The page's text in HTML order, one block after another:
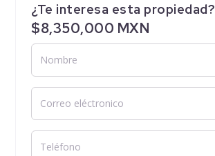
¿Te interesa esta propiedad?
$8,350,000 MXN